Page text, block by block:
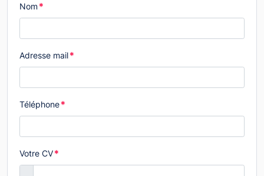
Nom*
Adresse mail*
Téléphone*
Votre CV*